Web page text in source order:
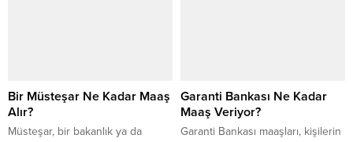
Köfteci Yusuf 2024...
yılında en düşük 114.167...
Bir Müsteşar Ne Kadar Maaş
Alır?
Müsteşar, bir bakanlık ya da
Garanti Bankası Ne Kadar
Maaş Veriyor?
Garanti Bankası maaşları, kişilerin